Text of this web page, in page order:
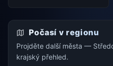
Počasí v regionu
Projděte další města —
krajský přehled.